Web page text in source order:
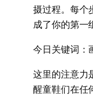
摄过程。每个
成了你的第一
今日关键词：
这里的注意力
醒童鞋们在任